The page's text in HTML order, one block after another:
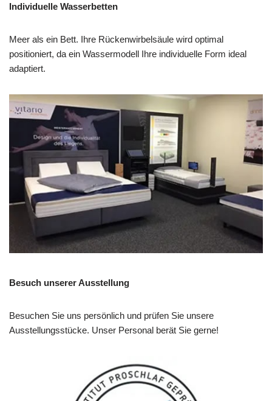
Individuelle Wasserbetten
Meer als ein Bett. Ihre Rückenwirbelsäule wird optimal
positioniert, da ein Wassermodell Ihre individuelle Form ideal
adaptiert.
Besuch unserer Ausstellung
Besuchen Sie uns persönlich und prüfen Sie unsere
Ausstellungsstücke. Unser Personal berät Sie gerne!